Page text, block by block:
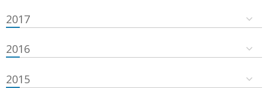
2017
2016
2015